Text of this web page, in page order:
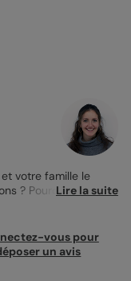
votre famille le
? Pourquoi ne pas
animaux sont des
le design Petit
bébé. Avec ce
Lire la suite
vous pour
un avis